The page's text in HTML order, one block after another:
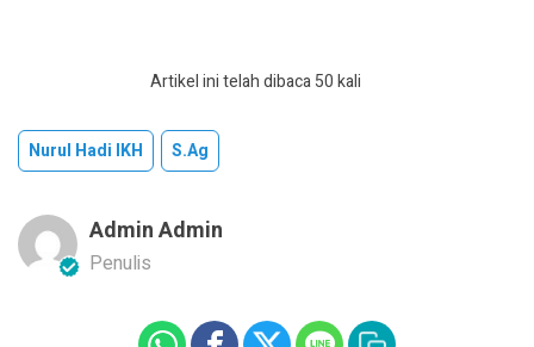
Artikel ini telah dibaca 50 kali
Nurul Hadi IKH S.Ag
Admin Admin
Penulis